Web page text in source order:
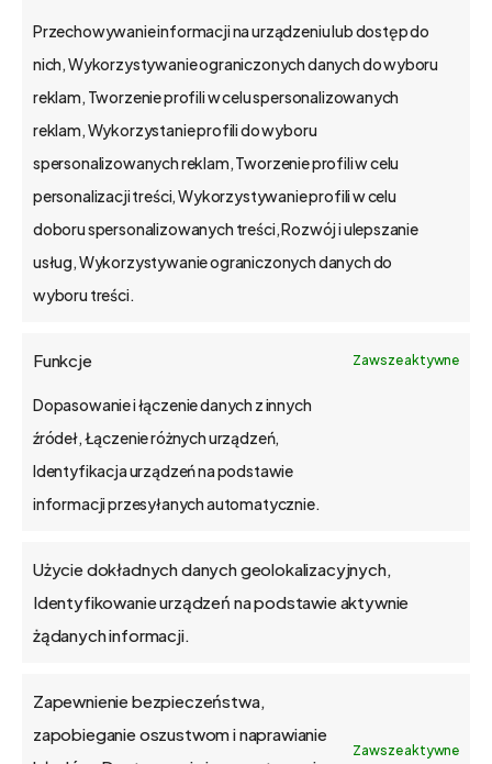
Przechowywanie informacji na urządzeniu lub dostęp do
nich, Wykorzystywanie ograniczonych danych do wyboru
reklam, Tworzenie profili w celu spersonalizowanych
reklam, Wykorzystanie profili do wyboru
spersonalizowanych reklam, Tworzenie profili w celu
personalizacji treści, Wykorzystywanie profili w celu
doboru spersonalizowanych treści, Rozwój i ulepszanie
usług, Wykorzystywanie ograniczonych danych do
wyboru treści.
Funkcje Zawsze aktywne
Dopasowanie i łączenie danych z innych
źródeł, Łączenie różnych urządzeń,
Identyfikacja urządzeń na podstawie
informacji przesyłanych automatycznie.
Użycie dokładnych danych geolokalizacyjnych,
Identyfikowanie urządzeń na podstawie aktywnie
żądanych informacji.
Zapewnienie bezpieczeństwa,
zapobieganie oszustwom i naprawianie
Zawsze aktywne
bs4 business solutions sp. z o.o.
na rynku od 2002 r.
kapitał zakładowy 1,15 mln zł.
Poznań, Polska
tel. 61 848 44 23
bs4@bs4.io
Jak wdrażamy
Blog
Kontakt
O firmie